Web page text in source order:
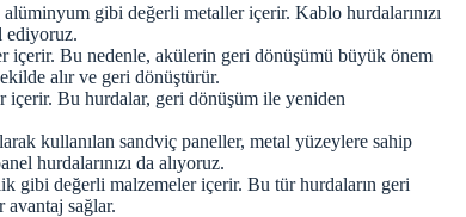
gibi değerli metaller içerir. Kablo hurdalarınızı
ediyoruz.
içerir. Bu nedenle, akülerin geri dönüşümü büyük önem
alır ve geri dönüştürür.
içerir. Bu hurdalar, geri dönüşüm ile yeniden
kullanılan sandviç paneller, metal yüzeylere sahip
hurdalarınızı da alıyoruz.
gibi değerli malzemeler içerir. Bu tür hurdaların geri
sağlar.